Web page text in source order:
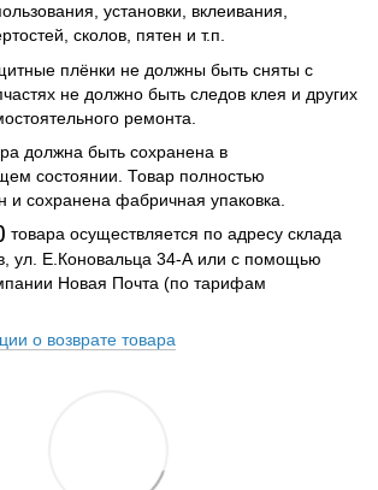
установки, вклеивания,
сколов, пятен и т.п.
плёнки не должны быть сняты с
не должно быть следов клея и других
ремонта.
должна быть сохранена в
состоянии. Товар полностью
и сохранена фабричная упаковка.
товара осуществляется по адресу склада
ул. Е.Коновальца 34-А или с помощью
Новая Почта (по тарифам
о возврате товара